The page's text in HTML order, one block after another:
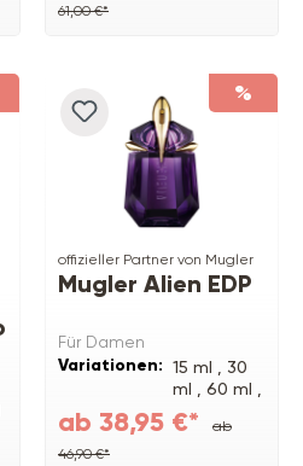
61,00 €*
%
offizieller Partner von Mugler
Mugler Alien EDP
Für Damen
Variationen: 15 ml , 30
ml , 60 ml ,
90 ml
ab 38,95 €*
ab
46,90 €*